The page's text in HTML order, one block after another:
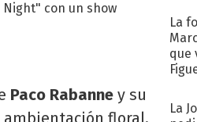
con un show
Paco Rabanne y su
floral,
La
que
La